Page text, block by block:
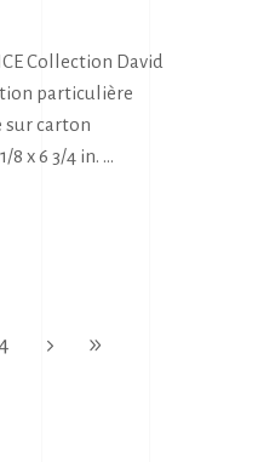
Collection David
particulière
sur carton
8 x 6 3/4 in.